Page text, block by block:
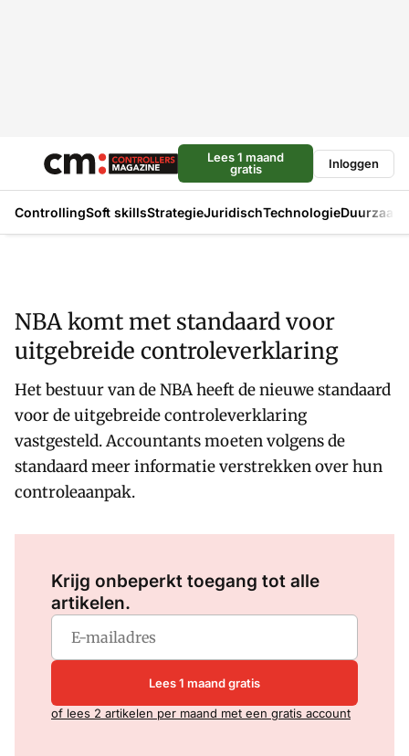
Lees 1 maand
gratis
Inloggen
ControllingSoft skillsStrategieJuridischTechnologie
NBA komt met standaard voor
uitgebreide controleverklaring
Het bestuur van de NBA heeft de nieuwe standaard
voor de uitgebreide controleverklaring
vastgesteld. Accountants moeten volgens de
standaard meer informatie verstrekken over hun
controleaanpak.
Krijg onbeperkt toegang tot alle
artikelen.
Lees 1 maand gratis
of lees 2 artikelen per maand met een gratis account